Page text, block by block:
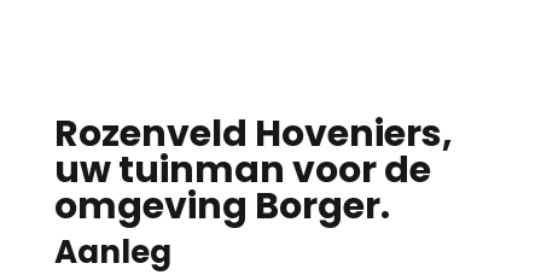
Rozenveld Hoveniers,
uw tuinman voor de
omgeving Borger.
Aanleg